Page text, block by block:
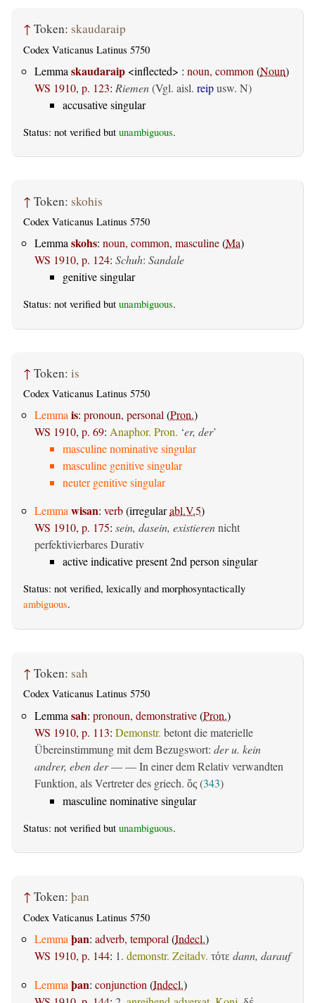
↑ Token: skaudaraip
Codex Vaticanus Latinus 5750
Lemma skaudaraip <inflected> : noun, common (Noun)
WS 1910, p. 123: Riemen(Vgl. aisl. reipusw. N)
accusative singular
Status: not verified but unambiguous.
↑ Token: skohis
Codex Vaticanus Latinus 5750
Lemma skohs: noun, common, masculine(Ma)
WS 1910, p. 124: Schuh: Sandale
genitive singular
Status: not verified but unambiguous.
↑ Token: is
Codex Vaticanus Latinus 5750
Lemmais: pronoun, personal(Pron.)
WS 1910, p. 69: Anaphor. Pron. ‘er, der’
masculine nominative singular
masculine genitive singular
neuter genitive singular
Lemmawisan: verb(irregularabl.V.5)
WS 1910, p. 175: sein, dasein, existierennicht
perfektivierbares Durativ
active indicative present 2nd person singular
Status: not verified, lexically and morphosyntactically
ambiguous.
↑ Token: sah
Codex Vaticanus Latinus 5750
Lemma sah: pronoun, demonstrative(Pron.)
WS 1910, p. 113: Demonstr. betont die materielle
Übereinstimmung mit dem Bezugswort: der u. kein
andrer, eben der— — In einer dem Relativ verwandten
Funktion, als Vertreter des griech. ὅς (343)
masculine nominative singular
Status: not verified but unambiguous.
↑ Token: þan
Codex Vaticanus Latinus 5750
Lemma þan: adverb, temporal (Indecl.)
WS 1910, p. 144: 1. demonstr. Zeitadv. τότε dann, darauf
Lemma þan: conjunction (Indecl.)